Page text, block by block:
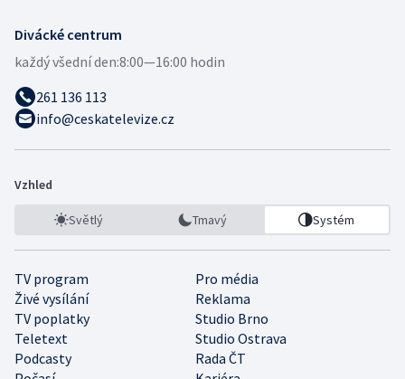
Divácké centrum
každý všední den:8:00—16:00 hodin
261 136 113
info@ceskatelevize.cz
Vzhled
Světlý Tmavý Systém
TV program
Pro média
Živé vysílání
Reklama
TV poplatky
Studio Brno
Teletext
Studio Ostrava
Podcasty
Rada ČT